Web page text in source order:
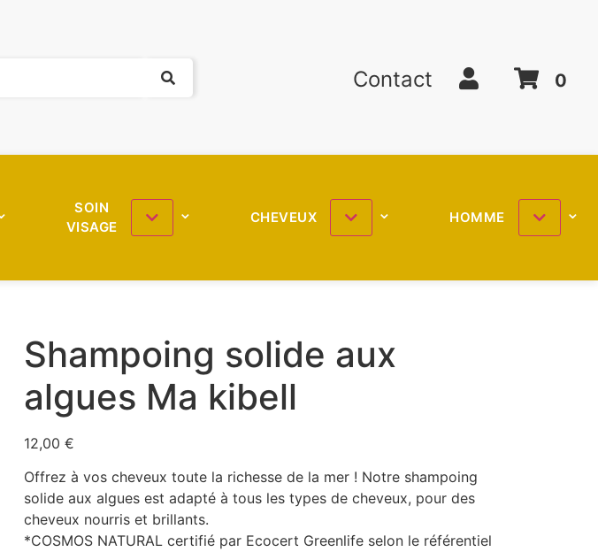
Contact 0
SOIN
VISAGE
CHEVEUX HOMME
Shampoing solide aux
algues Ma kibell
12,00 €
Offrez à vos cheveux toute la richesse de la mer ! Notre shampoing
solide aux algues est adapté à tous les types de cheveux, pour des
cheveux nourris et brillants.
*COSMOS NATURAL certifié par Ecocert Greenlife selon le référentiel